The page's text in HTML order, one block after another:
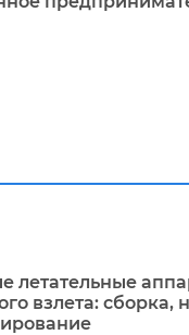
летательные
взлета: сборка,